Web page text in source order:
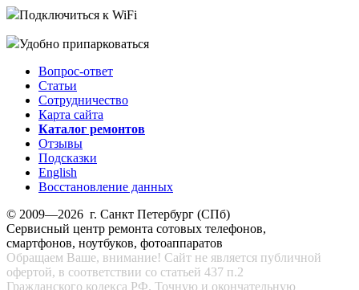
Подключиться к WiFi
Удобно припарковаться
Вопрос-ответ
Статьи
Сотрудничество
Карта сайта
Каталог ремонтов
Отзывы
Подсказки
English
Восстановление данных
© 2009—2026 г. Санкт Петербург (СПб)
Сервисный центр ремонта сотовых телефонов,
смартфонов, ноутбуков, фотоаппаратов
Обращаем Ваше, внимание! Сайт не является публичной
офертой, в соответствии со статьей 437 п.2
Гражданского кодекса РФ. Точную и окончательную